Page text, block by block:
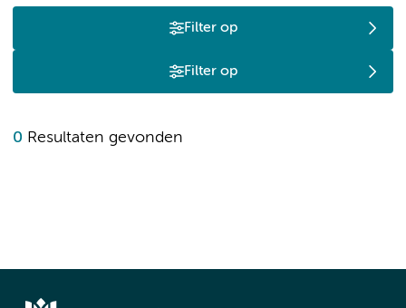
Filter op
Filter op
0 Resultaten gevonden